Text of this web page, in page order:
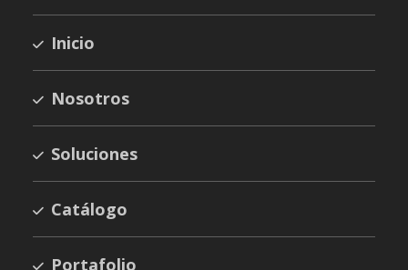
Inicio
Nosotros
Soluciones
Catálogo
Portafolio